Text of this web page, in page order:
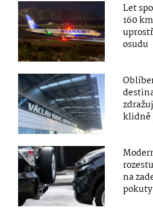
Let
160
osudu
klidně
na